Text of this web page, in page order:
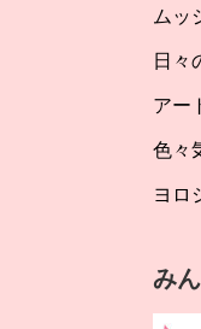
ムッ
日々
アー
色々
ヨロ
み